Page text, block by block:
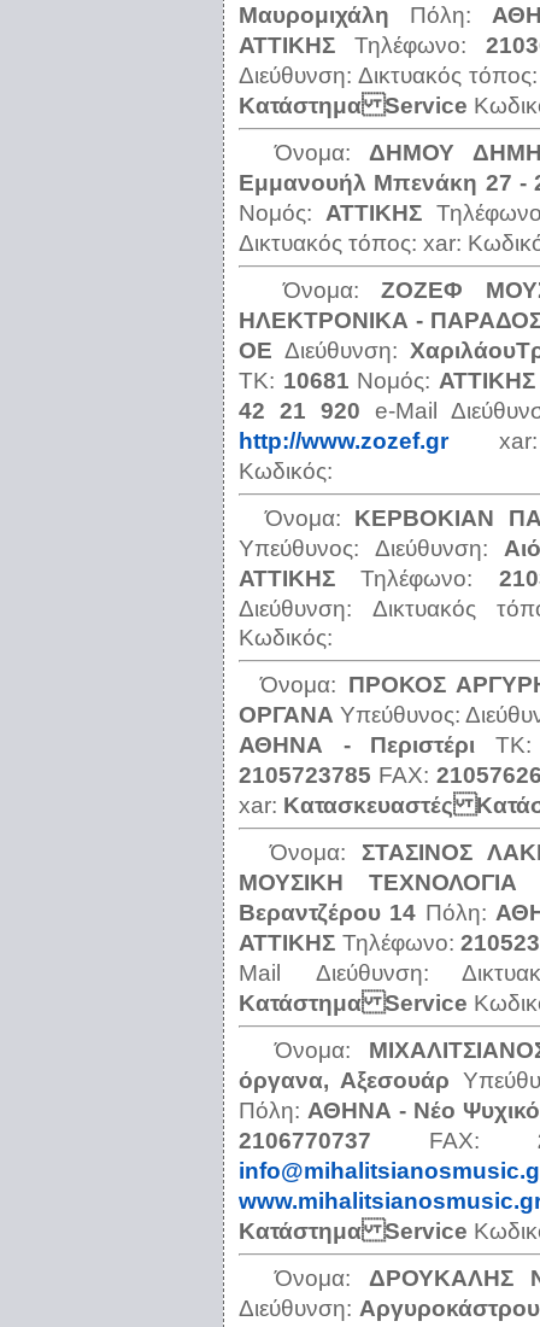
Μαυρομιχάλη
Πόλη:
ΑΤΤΙΚΗΣ
Τηλέφωνο:
Διεύθυνση:Δικτυακός
Κατάστημα Service
Όνομα:ΔΗΜΟΥ
Εμμανουήλ Μπενάκη 27 -
Νομός: ΑΤΤΙΚΗΣ
Δικτυακός τόπος: xar:
Όνομα:ΖΟΖΕΦ
ΗΛΕΚΤΡΟΝΙΚΑ -
ΟΕ Διεύθυνση:
ΤΚ: 10681 Νομός: ΑΤΤΙΚΗΣ
42 21 920 e-Mail
http://www.zozef.gr
Κωδικός:
Όνομα: ΚΕΡΒΟΚΙΑΝ
Υπεύθυνος: Διεύθυνση:
ΑΤΤΙΚΗΣ
Τηλέφωνο:
Διεύθυνση: Δικτυακός
Κωδικός:
Όνομα: ΠΡΟΚΟΣ
ΟΡΓΑΝΑ Υπεύθυνος:
ΑΘΗΝΑ - Περιστέρι
2105723785 FAX:
xar: Κατασκευαστές
Όνομα:ΣΤΑΣΙΝΟΣ
ΜΟΥΣΙΚΗ
Βεραντζέρου 14 Πόλη:
ΑΤΤΙΚΗΣ Τηλέφωνο:
Mail Διεύθυνση:
Κατάστημα Service
Όνομα:
όργανα, Αξεσουάρ
Πόλη: ΑΘΗΝΑ - Νέο Ψυχικό
2106770737
FAX:
Κατάστημα Service
Όνομα: ΔΡΟΥΚΑΛΗΣ
Διεύθυνση: